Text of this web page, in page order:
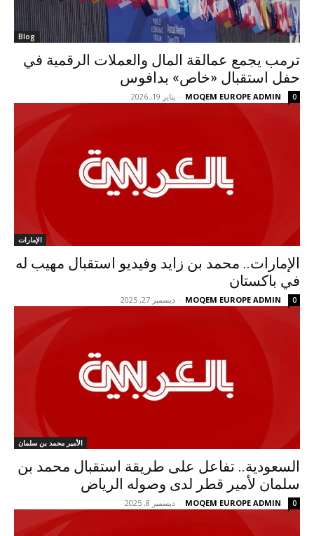
Blog
ترمب يجمع عمالقة المال والعملات الرقمية في
حفل استقبال «خاص» بدافوس
MOQEM EUROPE ADMIN
- يناير 19, 2026 0
الإمارات
الإمارات.. محمد بن زايد وفيديو استقبال مهيب له
في باكستان
MOQEM EUROPE ADMIN
- ديسمبر 27, 2025 0
الأمير محمد بن سلمان
السعودية.. تفاعل على طريقة استقبال محمد بن
سلمان لأمير قطر لدى وصوله الرياض
MOQEM EUROPE ADMIN
- ديسمبر 8, 2025 0